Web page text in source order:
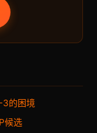
3的困境
候选